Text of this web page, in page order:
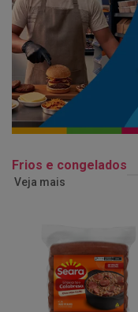
Frios e congelados
Veja mais